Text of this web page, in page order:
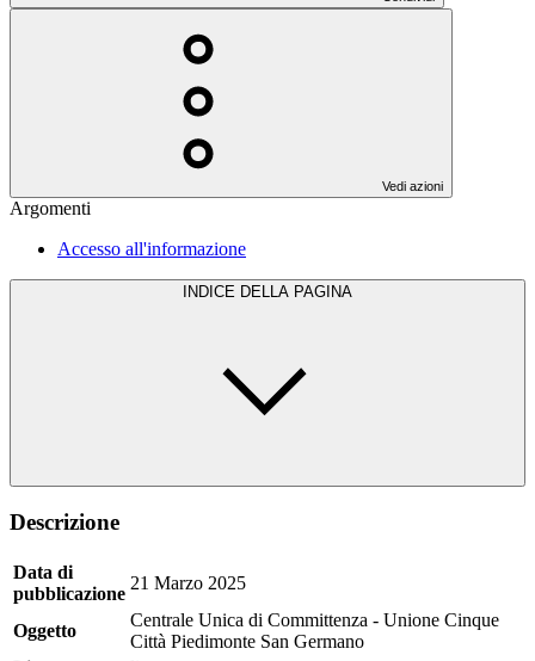
Vedi azioni
Argomenti
Accesso all'informazione
INDICE DELLA PAGINA
Descrizione
Data di
pubblicazione
21 Marzo 2025
Oggetto
Centrale Unica di Committenza - Unione Cinque
Città Piedimonte San Germano